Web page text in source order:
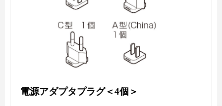
電源アダプタプラグ＜4個＞